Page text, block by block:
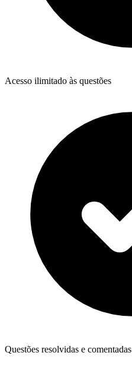
Acesso ilimitado às questões
Questões resolvidas e comentadas